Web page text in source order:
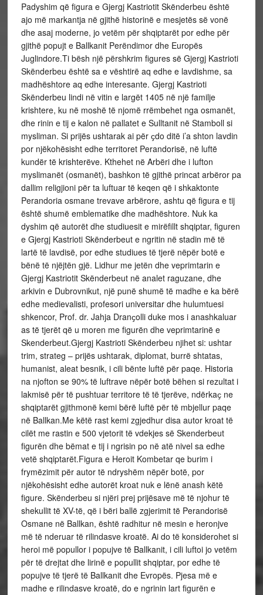
Padyshim që figura e Gjergj Kastriotit Skënderbeu është
ajo më markantja në gjithë historinë e mesjetës së vonë
dhe asaj moderne, jo vetëm për shqiptarët por edhe për
gjithë popujt e Ballkanit Perëndimor dhe Europës
Juglindore.Ti bësh një përshkrim figures së Gjergj Kastrioti
Skënderbeu është sa e vështirë aq edhe e lavdishme, sa
madhështore aq edhe interesante. Gjergj Kastrioti
Skënderbeu lindi në vitin e largët 1405 në një familje
krishtere, ku në moshë të njomë rrëmbehet nga osmanët,
dhe rinin e tij e kalon në pallatet e Sulltanit në Stamboll si
mysliman. Si prijës ushtarak ai për ҫdo ditë i’a shton lavdin
por njëkohësisht edhe territoret Perandorisë, në luftë
kundër të krishterëve. Kthehet në Arbëri dhe i lufton
myslimanët (osmanët), bashkon të gjithë princat arbëror pa
dallim religjioni për ta luftuar të keqen që i shkaktonte
Perandoria osmane trevave arbërore, ashtu që figura e tij
është shumë emblematike dhe madhështore. Nuk ka
dyshim që autorët dhe studiuesit e mirëfillt shqiptar, figuren
e Gjergj Kastrioti Skënderbeut e ngritin në stadin më të
lartë të lavdisë, por edhe studiues të tjerë nëpër botë e
bënë të njëjtën gjë. Lidhur me jetën dhe veprimtarin e
Gjergj Kastriotit Skënderbeut në analet raguzane, dhe
arkivin e Dubrovnikut, një punë shumë të madhe e ka bërë
edhe medievalisti, profesori universitar dhe hulumtuesi
shkencor, Prof. dr. Jahja Dranҫolli duke mos i anashkaluar
as të tjerët që u moren me figurën dhe veprimtarinë e
Skenderbeut.Gjergj Kastrioti Skënderbeu njihet si: ushtar
trim, strateg – prijës ushtarak, diplomat, burrë shtatas,
humanist, aleat besnik, i cili bënte luftë për paqe. Historia
na njofton se 90% të luftrave nëpër botë bëhen si rezultat i
lakmisë për të pushtuar territore të të tjerëve, ndërkaҫ ne
shqiptarët gjithmonë kemi bërë luftë për të mbjellur paqe
në Ballkan.Me këtë rast kemi zgjedhur disa autor kroat të
cilët me rastin e 500 vjetorit të vdekjes së Skenderbeut
figurën dhe bëmat e tij i ngrisin po në atë nivel sa edhe
vetë shqiptarët.Figura e Heroit Kombetar qe burim i
frymëzimit për autor të ndryshëm nëpër botë, por
njëkohësisht edhe autorët kroat nuk e lënë anash këtë
figure. Skënderbeu si njëri prej prijësave më të njohur të
shekullit të XV-të, që i bëri ballë zgjerimit të Perandorisë
Osmane në Ballkan, është radhitur në mesin e heronjve
më të nderuar të rilindasve kroatë. Ai do të konsiderohet si
heroi më popullor i popujve të Ballkanit, i cili luftoi jo vetëm
për të drejtat dhe lirinë e popullit shqiptar, por edhe të
popujve të tjerë të Ballkanit dhe Evropës. Pjesa më e
madhe e rilindasve kroatë, do e ngrinin lart figurën e